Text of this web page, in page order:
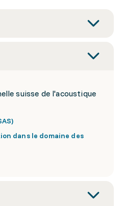
suisse de l'acoustique
dans le domaine des